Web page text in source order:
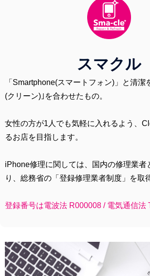
スマクル
「Smartphone(スマートフォン)」と清潔
(クリーン)｣を合わせたもの。
女性の方が1人でも気軽に入れるよう、
るお店を目指します。
iPhone修理に関しては、国内の修理業者
り、総務省の「登録修理業者制度」を取
登録番号は電波法 R000008 / 電気通信法